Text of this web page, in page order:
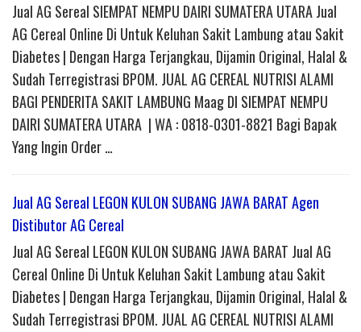
Jual AG Sereal SIEMPAT NEMPU DAIRI SUMATERA UTARA Jual
AG Cereal Online Di Untuk Keluhan Sakit Lambung atau Sakit
Diabetes | Dengan Harga Terjangkau, Dijamin Original, Halal &
Sudah Terregistrasi BPOM. JUAL AG CEREAL NUTRISI ALAMI
BAGI PENDERITA SAKIT LAMBUNG Maag DI SIEMPAT NEMPU
DAIRI SUMATERA UTARA | WA : 0818-0301-8821 Bagi Bapak
Yang Ingin Order …
Jual AG Sereal LEGON KULON SUBANG JAWA BARAT Agen
Distibutor AG Cereal
Jual AG Sereal LEGON KULON SUBANG JAWA BARAT Jual AG
Cereal Online Di Untuk Keluhan Sakit Lambung atau Sakit
Diabetes | Dengan Harga Terjangkau, Dijamin Original, Halal &
Sudah Terregistrasi BPOM. JUAL AG CEREAL NUTRISI ALAMI